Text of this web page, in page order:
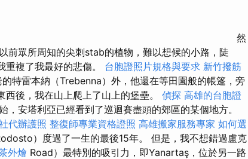
然
前眾所周知的尖刺stab的植物，難以想候的小路，陡
複了我最好的悲傷。 台胞證照片規格與要求 新竹撥筋
特雷本納（Trebenna）外，他還在等田園般的帳篷，旁
後，我在山上爬上了山上的堡壘。 偵探 高雄的台胞證
，安塔利亞已經看到了巡迴賽盡頭的郊區的某個地方。
代辦護照 整復師專業資格證照 高雄搬家服務專家 如何選
）度過了一生的最後15年。 但是，我不想錯過盧克
外燴 Road）最特別的吸引力，即Yanartaş，位於另一路